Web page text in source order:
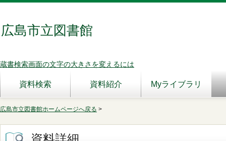
広島市立図書館
蔵書検索画面の文字の大きさを変えるには
資料検索 資料紹介 Myライブラリ
広島市立図書館ホームページへ戻る >